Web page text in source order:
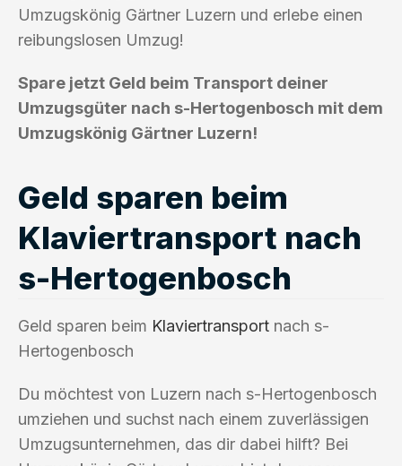
Umzugskönig Gärtner Luzern und erlebe einen
reibungslosen Umzug!
Spare jetzt Geld beim Transport deiner
Umzugsgüter nach s-Hertogenbosch mit dem
Umzugskönig Gärtner Luzern!
Geld sparen beim
Klaviertransport nach
s-Hertogenbosch
Geld sparen beim Klaviertransport nach s-
Hertogenbosch
Du möchtest von Luzern nach s-Hertogenbosch
umziehen und suchst nach einem zuverlässigen
Umzugsunternehmen, das dir dabei hilft? Bei